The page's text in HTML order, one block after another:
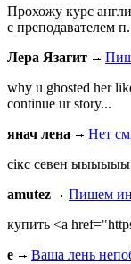
Прохожу курс
с преподавателем
Лера Язагит
why u ghosted her
continue ur story...
янач лена
Нет
сiкс севен ыыыыыы
amutez
Пишем
купить <a
e
Ваша лень